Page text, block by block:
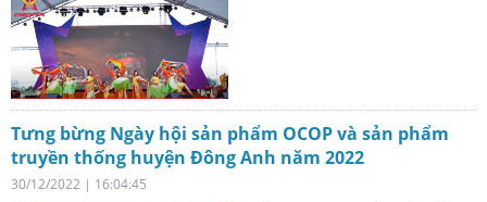
Tưng bừng Ngày hội sản phẩm OCOP và sản phẩm
truyền thống huyện Đông Anh năm 2022
30/12/2022 | 16:04:45